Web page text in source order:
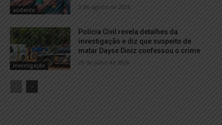
acidente 3 de agosto de 2026
Investigação
Polícia Civil revela detalhes da
investigação e diz que suspeito de
matar Dayse Diniz confessou o crime
29 de julho de 2026